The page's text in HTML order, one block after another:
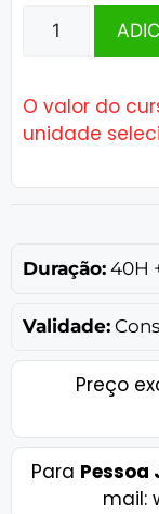
O valor do
unidade
Duração: 40H
Validade:
Preço
Para
mail: